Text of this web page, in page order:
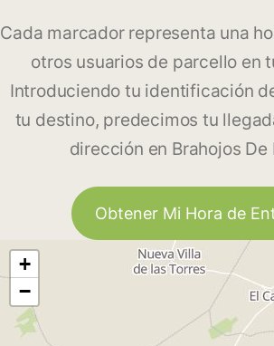
Cada marcador representa una
otros usuarios de parcello en
Introduciendo tu identificación
tu destino, predecimos tu
dirección en Brahojos De
Obtener Mi Hora de
+
−